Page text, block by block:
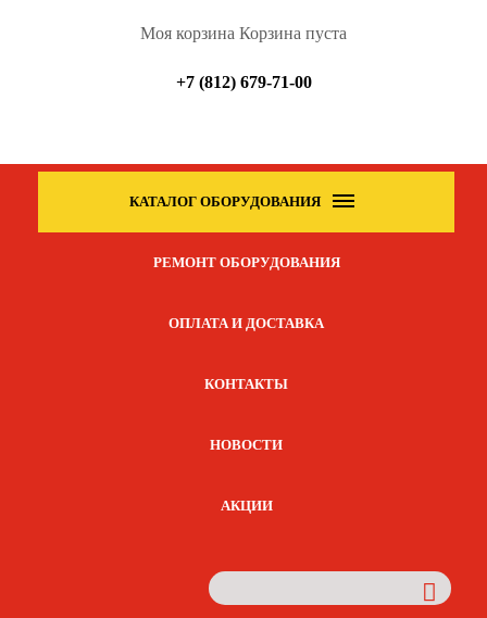
Моя корзина Корзина пуста
+7 (812) 679-71-00
КАТАЛОГ ОБОРУДОВАНИЯ
РЕМОНТ ОБОРУДОВАНИЯ
ОПЛАТА И ДОСТАВКА
КОНТАКТЫ
НОВОСТИ
АКЦИИ